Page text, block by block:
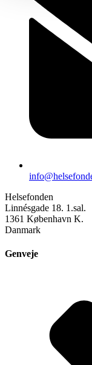
Helsefonden
Linnésgade 18. 1.sal.
1361 København K.
Danmark
Genveje